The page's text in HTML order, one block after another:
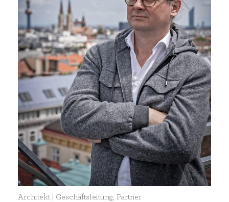
Architekt | Geschäftsleitung, Partner